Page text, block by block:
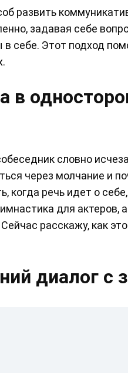
развить
задавая себе
себе. Этот подход
в
словно
через молчание и
когда речь идет о
для актеров,
расскажу, как
диалог с